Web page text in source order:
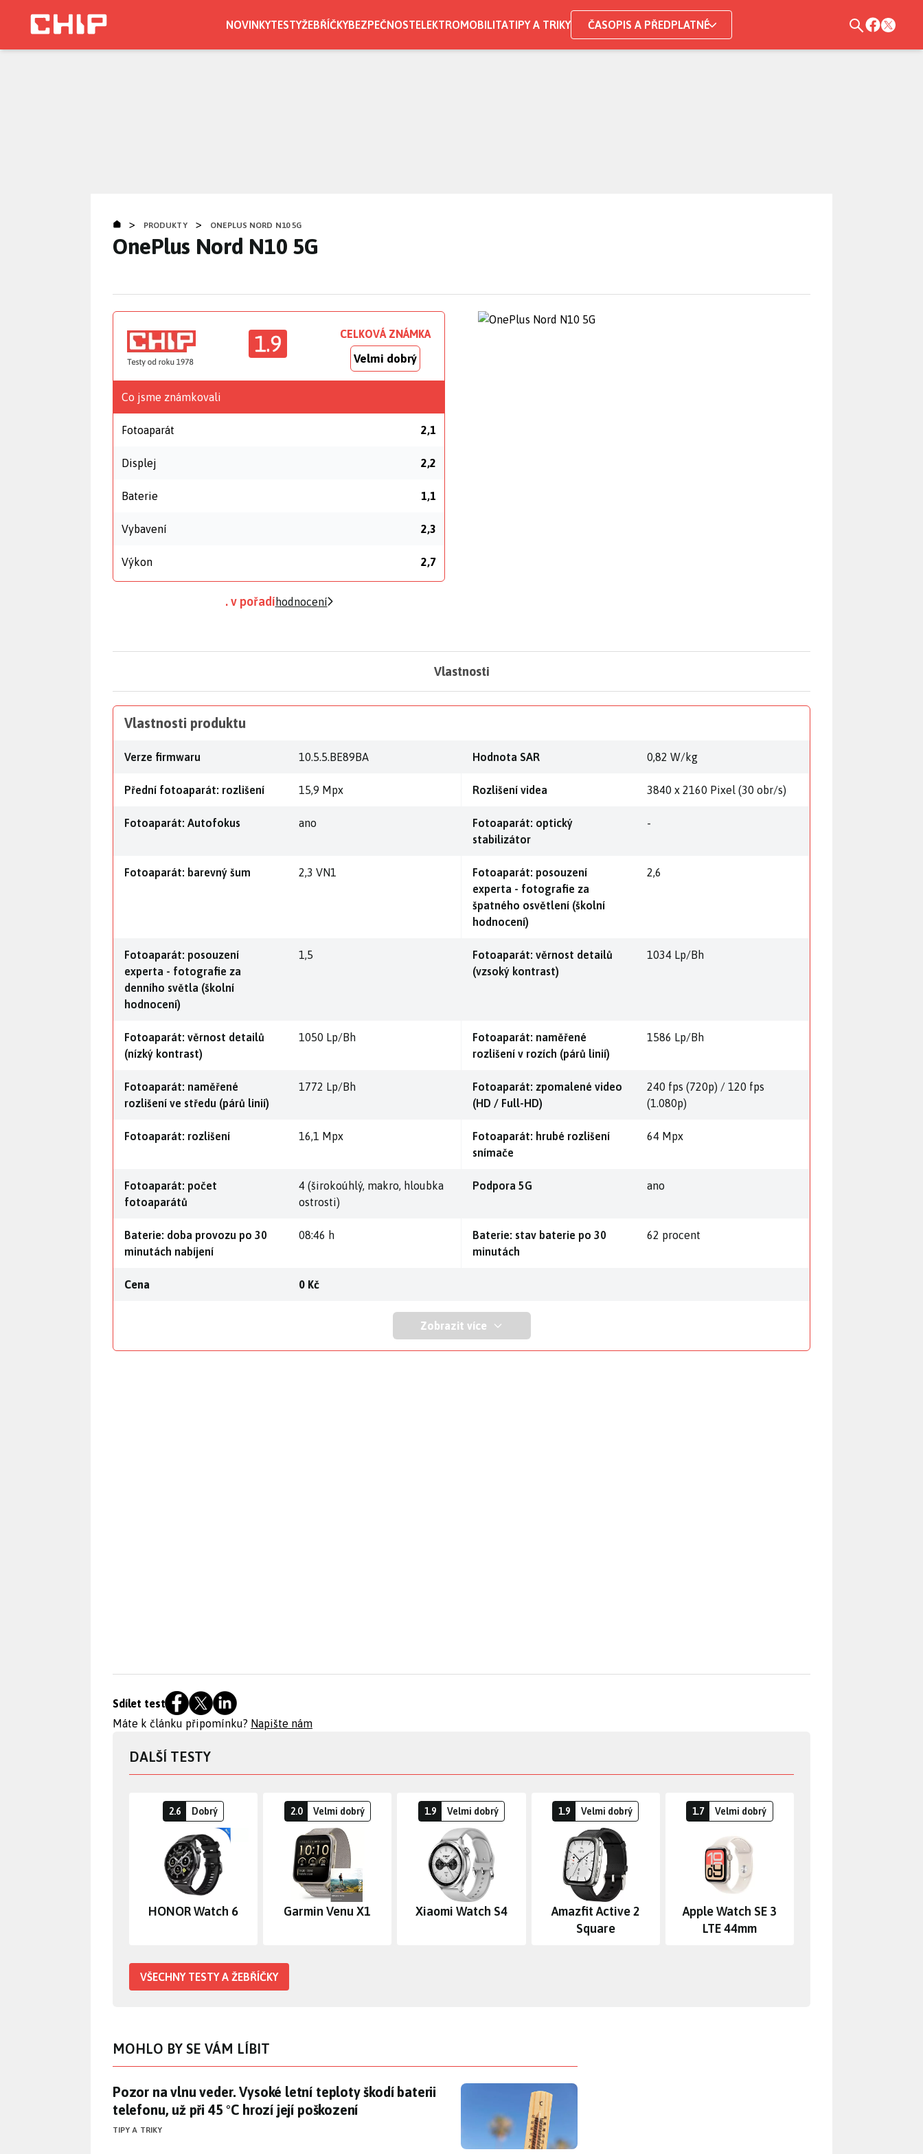
NOVINKYTESTYŽEBŘÍČKYBEZPEČNOSTELEKTROMOBILITATIPY A TRIKY ČASOPIS A PŘEDPLATNÉ
> PRODUKTY > ONEPLUS NORD N10 5G
OnePlus Nord N10 5G
1.9 CELKOVÁ ZNÁMKA
Velmi dobrý
Co jsme známkovali
Fotoaparát 2,1
Displej 2,2
Baterie 1,1
Vybavení 2,3
Výkon 2,7
. v pořadí hodnocení
Vlastnosti
Vlastnosti produktu
Verze firmwaru 10.5.5.BE89BA Hodnota SAR 0,82 W/kg
Přední fotoaparát: rozlišení 15,9 Mpx Rozlišení videa 3840 x 2160 Pixel (30 obr/s)
Fotoaparát: Autofokus ano
Fotoaparát: optický
stabilizátor
-
Fotoaparát: barevný šum 2,3 VN1
Fotoaparát: posouzení
experta - fotografie za
špatného osvětlení (školní
hodnocení)
2,6
Fotoaparát: posouzení
experta - fotografie za
denního světla (školní
hodnocení)
1,5
Fotoaparát: věrnost detailů
(vzsoký kontrast)
1034 Lp/Bh
Fotoaparát: věrnost detailů
(nízký kontrast)
1050 Lp/Bh
Fotoaparát: naměřené
rozlišení v rozích (párů linií)
1586 Lp/Bh
Fotoaparát: naměřené
rozlišení ve středu (párů linií)
1772 Lp/Bh
Fotoaparát: zpomalené video
(HD / Full-HD)
240 fps (720p) / 120 fps
(1.080p)
Fotoaparát: rozlišení 16,1 Mpx
Fotoaparát: hrubé rozlišení
snímače
64 Mpx
Fotoaparát: počet
fotoaparátů
4 (širokoúhlý, makro, hloubka
ostrosti)
Podpora 5G ano
Baterie: doba provozu po 30
minutách nabíjení
08:46 h
Baterie: stav baterie po 30
minutách
62 procent
Cena 0 Kč
Zobrazit více
Sdílet test
Máte k článku připomínku? Napište nám
DALŠÍ TESTY
2.6 Dobrý
HONOR Watch 6
2.0 Velmi dobrý
Garmin Venu X1
1.9 Velmi dobrý
Xiaomi Watch S4
1.9 Velmi dobrý
Amazfit Active 2
Square
1.7 Velmi dobrý
Apple Watch SE 3
LTE 44mm
VŠECHNY TESTY A ŽEBŘÍČKY
MOHLO BY SE VÁM LÍBIT
Pozor na vlnu veder. Vysoké letní teploty škodí baterii telefonu, už při 45 °C hrozí její poškození
Pozor na vlnu veder. Vysoké letní teploty škodí baterii
telefonu, už při 45 °C hrozí její poškození
TIPY A TRIKY